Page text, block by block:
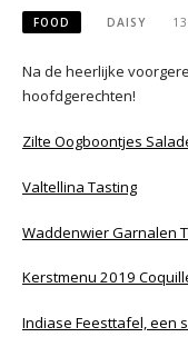
FOOD DAISY
Na de heerlijke
hoofdgerechten!
Zilte Oogboontjes
Valtellina Tasting
Waddenwier Garnalen
Kerstmenu 2019
Indiase Feesttafel, een